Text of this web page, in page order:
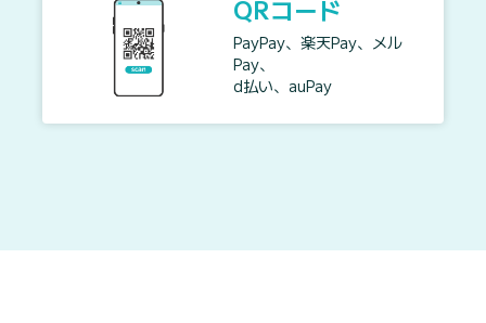
QRコード
PayPay、楽天Pay、メル
Pay、
d払い、auPay